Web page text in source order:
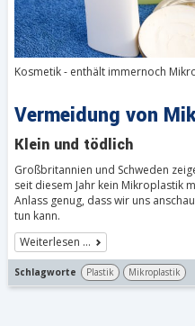
Kosmetik - enthält immernoch
Vermeidung von
Klein und tödlich
Großbritannien und Schweden
seit diesem Jahr kein Mikroplastik
Anlass genug, dass wir uns
tun kann.
Weiterlesen …
Schlagworte Plastik Mikroplastik